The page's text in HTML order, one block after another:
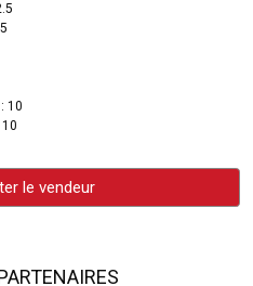
10
le vendeur